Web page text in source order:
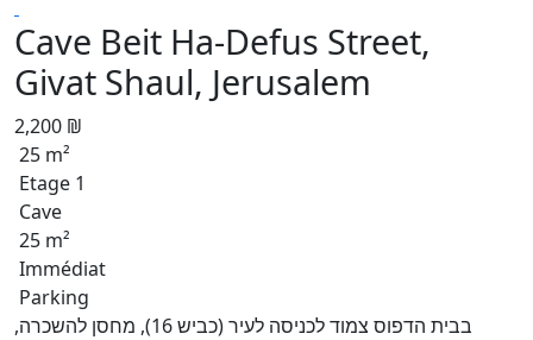
Cave Beit Ha-Defus Street,
Givat Shaul, Jerusalem
2,200 ₪
25 m²
Etage 1
Cave
25 m²
Immédiat
Parking
בבית הדפוס צמוד לכניסה לעיר (כביש 16), מחסן להשכרה,